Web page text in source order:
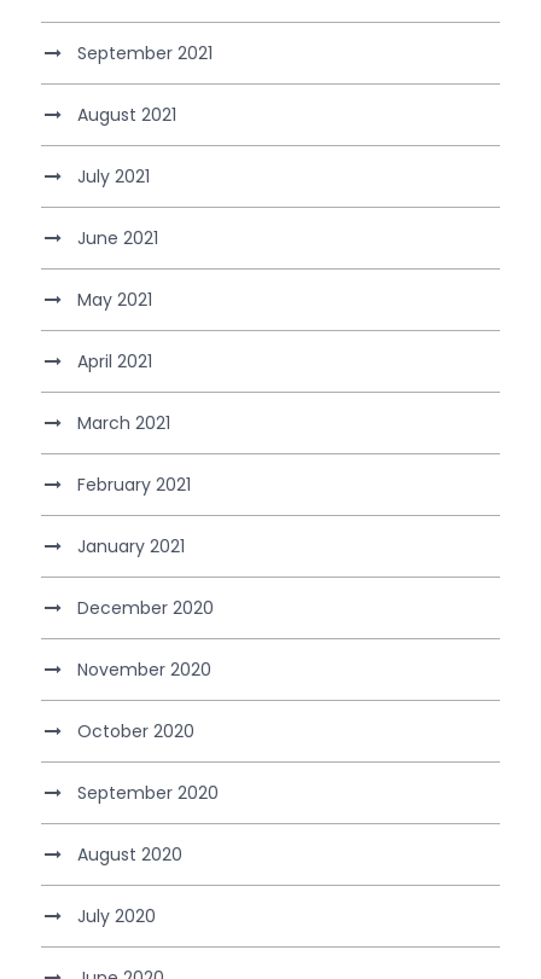
September 2021
August 2021
July 2021
June 2021
May 2021
April 2021
March 2021
February 2021
January 2021
December 2020
November 2020
October 2020
September 2020
August 2020
July 2020